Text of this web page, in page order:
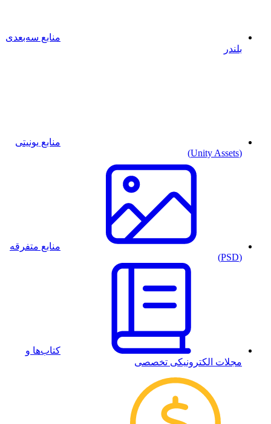
منابع سه‌بعدی
بلندر
منابع یونیتی
(Unity Assets)
منابع متفرقه
(PSD)
کتاب‌ها و
مجلات الکترونیکی تخصصی